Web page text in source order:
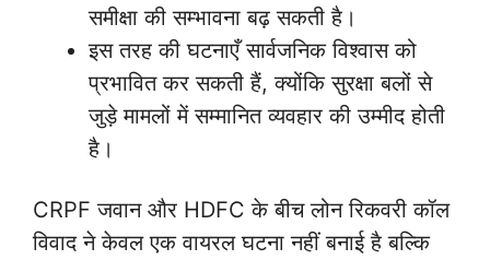
समीक्षा की सम्भावना बढ़ सकती है।
इस तरह की घटनाएँ सार्वजनिक विश्वास को
प्रभावित कर सकती हैं, क्योंकि सुरक्षा बलों से
जुड़े मामलों में सम्मानित व्यवहार की उम्मीद होती
है।
CRPF जवान और HDFC के बीच लोन रिकवरी कॉल
विवाद ने केवल एक वायरल घटना नहीं बनाई है बल्कि